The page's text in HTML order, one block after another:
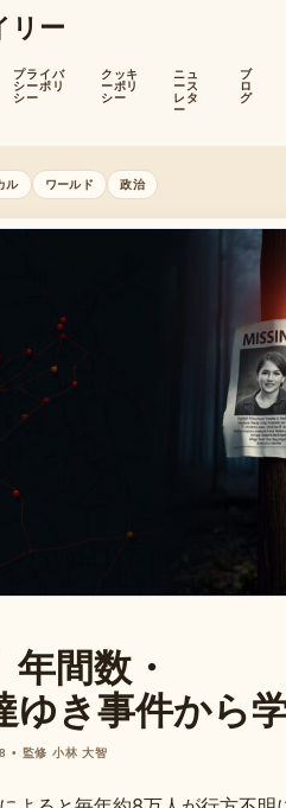
リー
プライバ
シーポリ
シー
クッキ
ーポリ
シー
ニュ
ース
レタ
ー
ブ
ロ
グ
ル ワールド 政治
年間数・
ゆき事件から
• 監修 小林 大智